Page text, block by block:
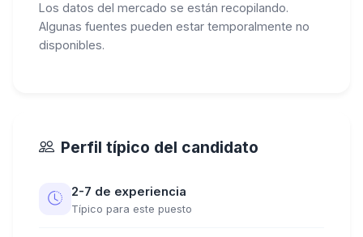
Los datos del mercado se están recopilando.
Algunas fuentes pueden estar temporalmente no
disponibles.
Perfil típico del candidato
2-7 de experiencia
Típico para este puesto